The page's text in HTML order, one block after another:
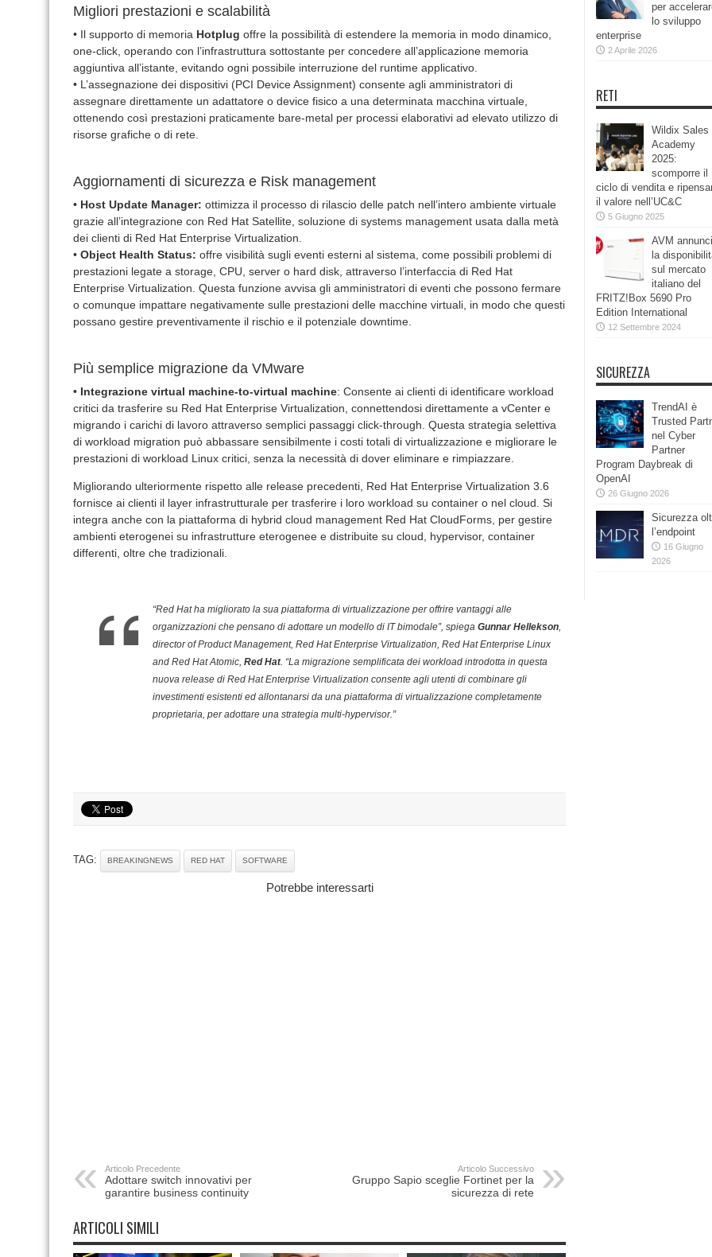
Migliori prestazioni e scalabilità
• Il supporto di memoria Hotplug offre la possibilità di estendere la memoria in modo dinamico,
one-click, operando con l’infrastruttura sottostante per concedere all’applicazione memoria
aggiuntiva all’istante, evitando ogni possibile interruzione del runtime applicativo.
• L’assegnazione dei dispositivi (PCI Device Assignment) consente agli amministratori di
assegnare direttamente un adattatore o device fisico a una determinata macchina virtuale,
ottenendo così prestazioni praticamente bare-metal per processi elaborativi ad elevato utilizzo di
risorse grafiche o di rete.
Aggiornamenti di sicurezza e Risk management
• Host Update Manager: ottimizza il processo di rilascio delle patch nell’intero ambiente virtuale
grazie all’integrazione con Red Hat Satellite, soluzione di systems management usata dalla metà
dei clienti di Red Hat Enterprise Virtualization.
• Object Health Status: offre visibilità sugli eventi esterni al sistema, come possibili problemi di
prestazioni legate a storage, CPU, server o hard disk, attraverso l’interfaccia di Red Hat
Enterprise Virtualization. Questa funzione avvisa gli amministratori di eventi che possono fermare
o comunque impattare negativamente sulle prestazioni delle macchine virtuali, in modo che questi
possano gestire preventivamente il rischio e il potenziale downtime.
Più semplice migrazione da VMware
• Integrazione virtual machine-to-virtual machine: Consente ai clienti di identificare workload
critici da trasferire su Red Hat Enterprise Virtualization, connettendosi direttamente a vCenter e
migrando i carichi di lavoro attraverso semplici passaggi click-through. Questa strategia selettiva
di workload migration può abbassare sensibilmente i costi totali di virtualizzazione e migliorare le
prestazioni di workload Linux critici, senza la necessità di dover eliminare e rimpiazzare.
Migliorando ulteriormente rispetto alle release precedenti, Red Hat Enterprise Virtualization 3.6
fornisce ai clienti il layer infrastrutturale per trasferire i loro workload su container o nel cloud. Si
integra anche con la piattaforma di hybrid cloud management Red Hat CloudForms, per gestire
ambienti eterogenei su infrastrutture eterogenee e distribuite su cloud, hypervisor, container
differenti, oltre che tradizionali.
“Red Hat ha migliorato la sua piattaforma di virtualizzazione per offrire vantaggi alle
organizzazioni che pensano di adottare un modello di IT bimodale”, spiega Gunnar Hellekson,
director of Product Management, Red Hat Enterprise Virtualization, Red Hat Enterprise Linux
and Red Hat Atomic, Red Hat. “La migrazione semplificata dei workload introdotta in questa
nuova release di Red Hat Enterprise Virtualization consente agli utenti di combinare gli
investimenti esistenti ed allontanarsi da una piattaforma di virtualizzazione completamente
proprietaria, per adottare una strategia multi-hypervisor.”
TAG: BREAKINGNEWS RED HAT SOFTWARE
Potrebbe interessarti
Articolo Precedente
Adottare switch innovativi per
garantire business continuity
Articolo Successivo
Gruppo Sapio sceglie Fortinet per la
sicurezza di rete
ARTICOLI SIMILI
per
lo sviluppo
enterprise
2 Aprile 2026
RETI
Wildix Sales
Academy
2025:
scomporre il
ciclo di vendita e
il valore nell’UC&C
5 Giugno 2025
AVM
la
sul mercato
italiano del
FRITZ!Box 5690 Pro
Edition International
12 Settembre 2024
SICUREZZA
TrendAI è
Trusted
nel Cyber
Partner
Program Daybreak di
OpenAI
26 Giugno 2026
Sicurezza
l’endpoint
16 Giugno
2026